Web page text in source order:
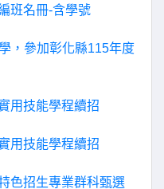
班名冊-含學號
，參加彰化縣115年度
用技能學程續招
用技能學程續招
色招生專業群科甄選